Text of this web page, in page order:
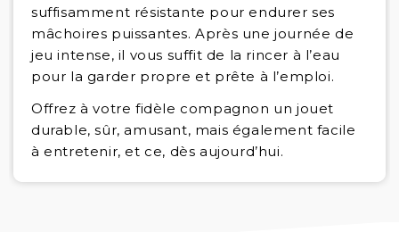
suffisamment résistante pour endurer ses
mâchoires puissantes. Après une journée de
jeu intense, il vous suffit de la rincer à l’eau
pour la garder propre et prête à l’emploi.
Offrez à votre fidèle compagnon un jouet
durable, sûr, amusant, mais également facile
à entretenir, et ce, dès aujourd’hui.